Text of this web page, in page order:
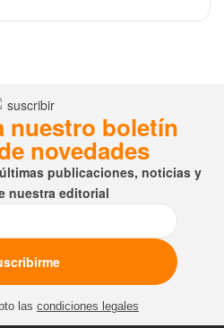
nuestro boletín
novedades
publicaciones, noticias y
nuestra editorial
las condiciones legales